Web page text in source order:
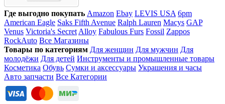
Где выгодно покупать Amazon Ebay LEVIS USA 6pm
American Eagle Saks Fifth Avenue Ralph Lauren Macys GAP
Venus Victoria's Secret Alloy Fabulous Furs Fossil Zappos
RockAuto Все Магазины
Товары по категориям Для женщин Для мужчин Для
молодёжи Для детей Инструменты и промышленные товары
Косметика Обувь Сумки и аксессуары Украшения и часы
Авто запчасти Все Категории